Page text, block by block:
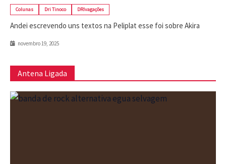
Colunas Dri Tinoco DRIvagações
Andei escrevendo uns textos na Peliplat esse foi sobre Akira
novembro 19, 2025
Antena Ligada